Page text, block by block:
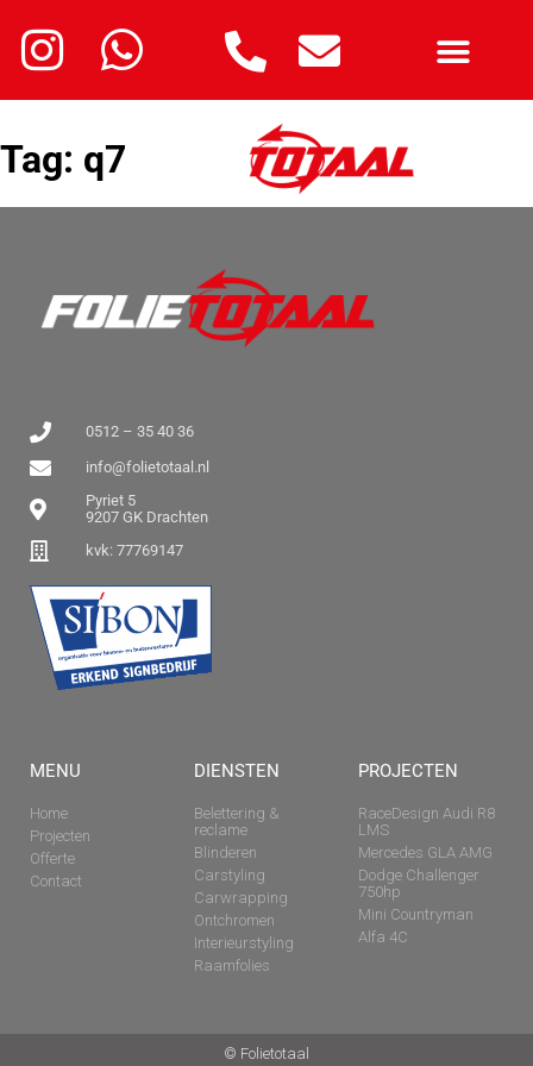
Tag: q7
0512 – 35 40 36
info@folietotaal.nl
Pyriet 5
9207 GK Drachten
kvk: 77769147
MENU
Home
Projecten
Offerte
Contact
DIENSTEN
Belettering &
reclame
Blinderen
Carstyling
Carwrapping
Ontchromen
Interieurstyling
Raamfolies
PROJECTEN
RaceDesign Audi R8
LMS
Mercedes GLA AMG
Dodge Challenger
750hp
Mini Countryman
Alfa 4C
© Folietotaal